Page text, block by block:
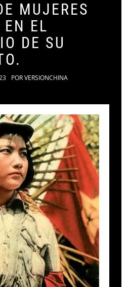
MUJERES
EL
DE SU
PORVERSIONCHINA